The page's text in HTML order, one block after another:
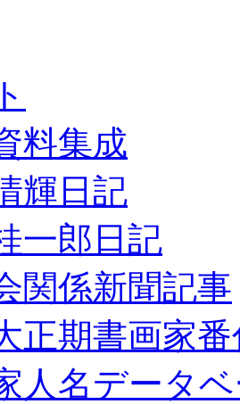
料集成
輝日記
一郎日記
関係新聞記事
正期書画家
人名データ